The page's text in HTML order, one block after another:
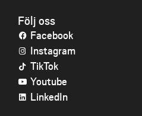
Följ oss
Facebook
Instagram
TikTok
Youtube
LinkedIn